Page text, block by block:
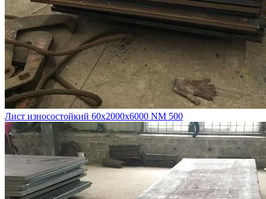
Лист износостойкий 60х2000х6000 NM 500